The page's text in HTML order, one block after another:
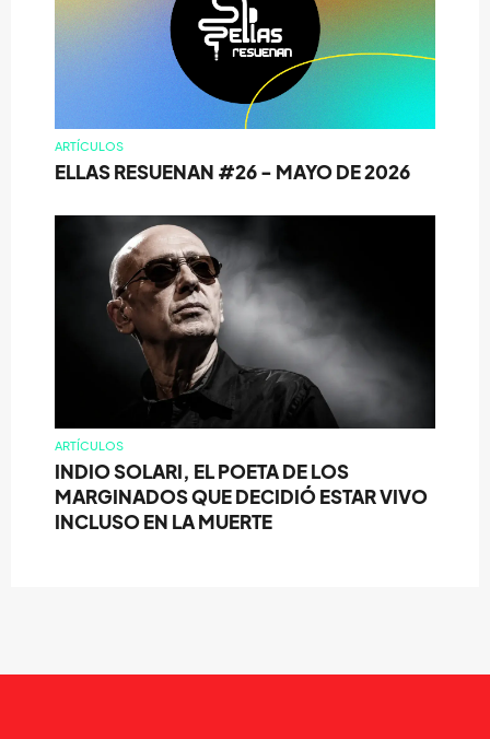
ARTÍCULOS
ELLAS RESUENAN #26 - MAYO DE 2026
ARTÍCULOS
INDIO SOLARI, EL POETA DE LOS
MARGINADOS QUE DECIDIÓ ESTAR VIVO
INCLUSO EN LA MUERTE